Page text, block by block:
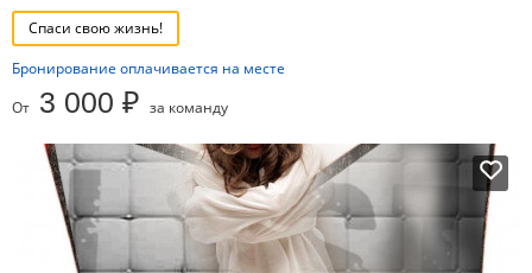
Спаси свою жизнь!
Бронирование оплачивается на месте
От 3 000 ₽ за команду